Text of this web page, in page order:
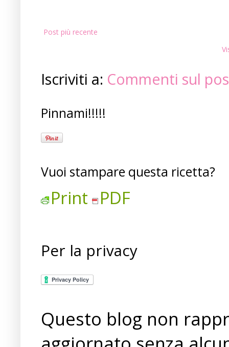
Post più recente
Iscriviti a: Commenti sul
Pinnami!!!!!
Vuoi stampare questa ricetta?
Print PDF
Per la privacy
Questo blog non